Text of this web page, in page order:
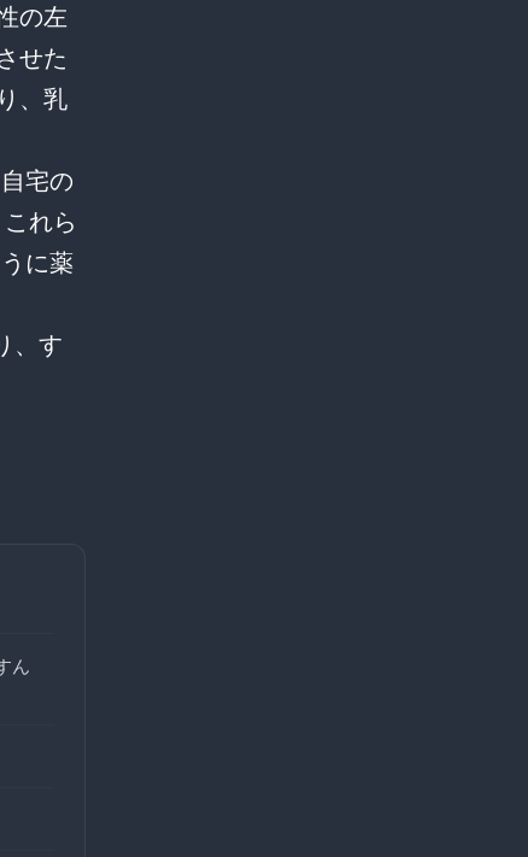
の左
せた
、乳
宅の
れら
に薬
、す
ん